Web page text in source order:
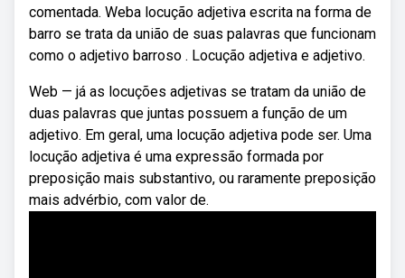
comentada. Weba locução adjetiva escrita na forma de
barro se trata da união de suas palavras que funcionam
como o adjetivo barroso . Locução adjetiva e adjetivo.
Web — já as locuções adjetivas se tratam da união de
duas palavras que juntas possuem a função de um
adjetivo. Em geral, uma locução adjetiva pode ser. Uma
locução adjetiva é uma expressão formada por
preposição mais substantivo, ou raramente preposição
mais advérbio, com valor de.